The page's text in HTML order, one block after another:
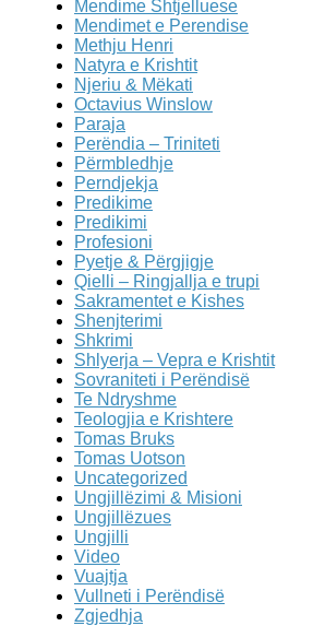
Mendime Shtjelluese
Mendimet e Perendise
Methju Henri
Natyra e Krishtit
Njeriu & Mëkati
Octavius Winslow
Paraja
Perëndia – Triniteti
Përmbledhje
Perndjekja
Predikime
Predikimi
Profesioni
Pyetje & Përgjigje
Qielli – Ringjallja e trupi
Sakramentet e Kishes
Shenjterimi
Shkrimi
Shlyerja – Vepra e Krishtit
Sovraniteti i Perëndisë
Te Ndryshme
Teologjia e Krishtere
Tomas Bruks
Tomas Uotson
Uncategorized
Ungjillëzimi & Misioni
Ungjillëzues
Ungjilli
Video
Vuajtja
Vullneti i Perëndisë
Zgjedhja